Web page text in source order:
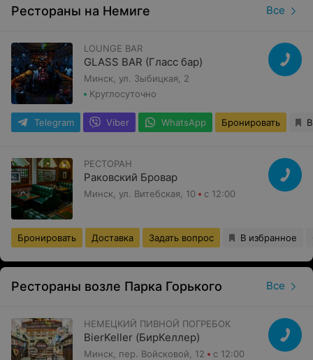
Рестораны на Немиге Все
LOUNGE BAR
GLASS BAR (Гласс бар)
Минск, ул. Зыбицкая, 2
Круглосуточно
Telegram Viber WhatsApp Бронировать
РЕСТОРАН
Раковский Бровар
Минск, ул. Витебская, 10 с 12:00
Бронировать Доставка Задать вопрос В избранное
Рестораны возле Парка Горького Все
НЕМЕЦКИЙ ПИВНОЙ ПОГРЕБОК
BierKeller (БирКеллер)
Минск, пер. Войсковой, 12 с 12:00